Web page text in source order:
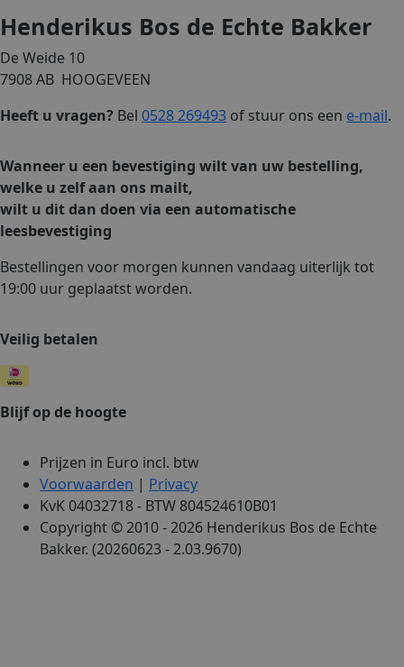
Henderikus Bos de Echte Bakker
De Weide 10
7908 AB HOOGEVEEN
Heeft u vragen? Bel 0528 269493 of stuur ons een e-mail.
Wanneer u een bevestiging wilt van uw bestelling,
welke u zelf aan ons mailt,
wilt u dit dan doen via een automatische
leesbevestiging
Bestellingen voor morgen kunnen vandaag uiterlijk tot
19:00 uur geplaatst worden.
Veilig betalen
Blijf op de hoogte
Prijzen in Euro incl. btw
Voorwaarden | Privacy
KvK 04032718 - BTW 804524610B01
Copyright © 2010 - 2026 Henderikus Bos de Echte
Bakker. (20260623 - 2.03.9670)